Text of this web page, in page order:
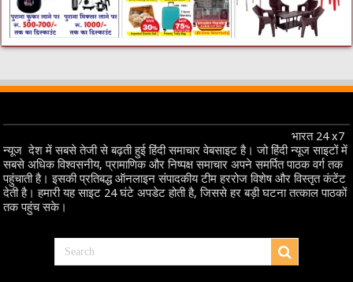
भारत 24 x7
न्यूज देश में सबसे तेजी से बढ़ती हुई हिंदी समाचार वेबसाइट है। जो हिंदी न्यूज साइटों में
सबसे अधिक विश्वसनीय, प्रामाणिक और निष्पक्ष समाचार अपने समर्पित पाठक वर्ग तक
पहुंचाती है। इसकी प्रतिबद्ध ऑनलाइन संपादकीय टीम हररोज विशेष और विस्तृत कंटेंट
देती है। हमारी यह साइट 24 घंटे अपडेट होती है, जिससे हर बड़ी घटना तत्काल पाठकों
तक पहुंच सके।